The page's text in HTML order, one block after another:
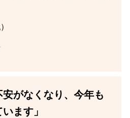
安がなくなり、今年も
ます」